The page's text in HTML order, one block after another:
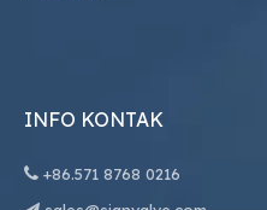
INFO KONTAK
 +86.571 8768 0216